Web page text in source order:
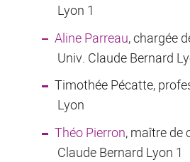
Lyon 1
Aline Parreau, chargée
Univ. Claude Bernard
Timothée Pécatte,
Lyon
Théo Pierron, maître de
Claude Bernard Lyon 1